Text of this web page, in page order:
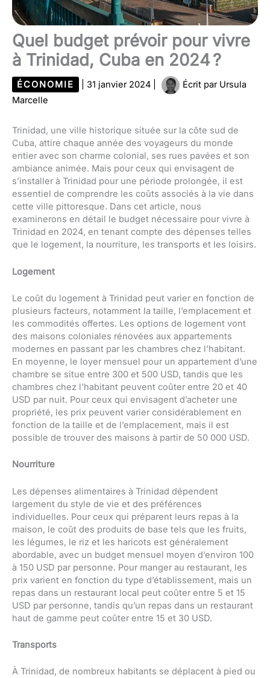
Quel budget prévoir pour vivre
à Trinidad, Cuba en 2024 ?
ÉCONOMIE 31 janvier 2024 Écrit par Ursula
Marcelle
Trinidad, une ville historique située sur la côte sud de
Cuba, attire chaque année des voyageurs du monde
entier avec son charme colonial, ses rues pavées et son
ambiance animée. Mais pour ceux qui envisagent de
s’installer à Trinidad pour une période prolongée, il est
essentiel de comprendre les coûts associés à la vie dans
cette ville pittoresque. Dans cet article, nous
examinerons en détail le budget nécessaire pour vivre à
Trinidad en 2024, en tenant compte des dépenses telles
que le logement, la nourriture, les transports et les loisirs.
Logement
Le coût du logement à Trinidad peut varier en fonction de
plusieurs facteurs, notamment la taille, l’emplacement et
les commodités offertes. Les options de logement vont
des maisons coloniales rénovées aux appartements
modernes en passant par les chambres chez l’habitant.
En moyenne, le loyer mensuel pour un appartement d’une
chambre se situe entre 300 et 500 USD, tandis que les
chambres chez l’habitant peuvent coûter entre 20 et 40
USD par nuit. Pour ceux qui envisagent d’acheter une
propriété, les prix peuvent varier considérablement en
fonction de la taille et de l’emplacement, mais il est
possible de trouver des maisons à partir de 50 000 USD.
Nourriture
Les dépenses alimentaires à Trinidad dépendent
largement du style de vie et des préférences
individuelles. Pour ceux qui préparent leurs repas à la
maison, le coût des produits de base tels que les fruits,
les légumes, le riz et les haricots est généralement
abordable, avec un budget mensuel moyen d’environ 100
à 150 USD par personne. Pour manger au restaurant, les
prix varient en fonction du type d’établissement, mais un
repas dans un restaurant local peut coûter entre 5 et 15
USD par personne, tandis qu’un repas dans un restaurant
haut de gamme peut coûter entre 15 et 30 USD.
Transports
À Trinidad, de nombreux habitants se déplacent à pied ou